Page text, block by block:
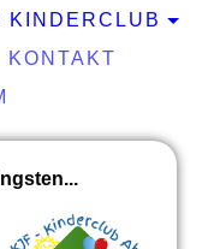
KINDERCLUB
KONTAKT